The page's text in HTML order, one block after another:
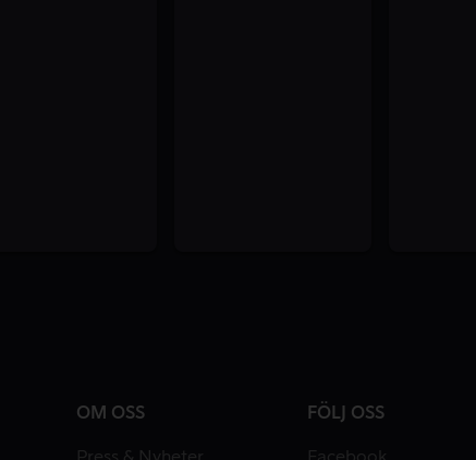
OM OSS FÖLJ OSS